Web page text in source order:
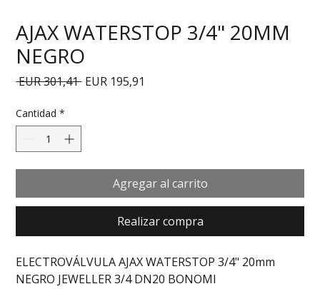
AJAX WATERSTOP 3/4" 20MM
NEGRO
EUR 301,41 Precio
EUR 195,91
Cantidad *
Agregar al carrito
Realizar compra
ELECTROVÁLVULA AJAX WATERSTOP 3/4" 20mm
NEGRO JEWELLER 3/4 DN20 BONOMI